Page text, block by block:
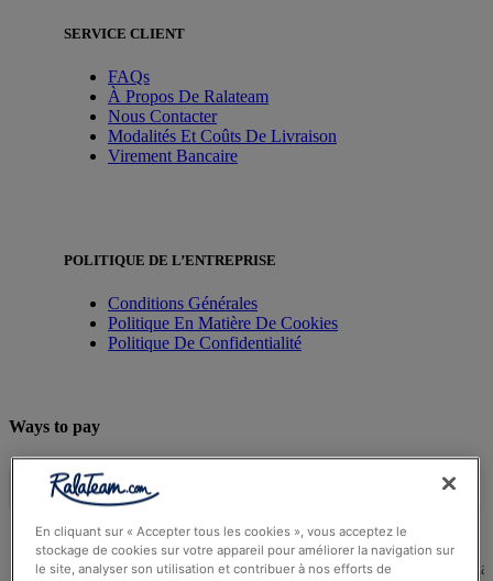
SERVICE CLIENT
FAQs
À Propos De Ralateam
Nous Contacter
Modalités Et Coûts De Livraison
Virement Bancaire
POLITIQUE DE L’ENTREPRISE
Conditions Générales
Politique En Matière De Cookies
Politique De Confidentialité
Ways to pay
© Ralateam2026| Ralateam B.V., Registered in the
En cliquant sur « Accepter tous les cookies », vous acceptez le
stockage de cookies sur votre appareil pour améliorer la navigation sur
le site, analyser son utilisation et contribuer à nos efforts de